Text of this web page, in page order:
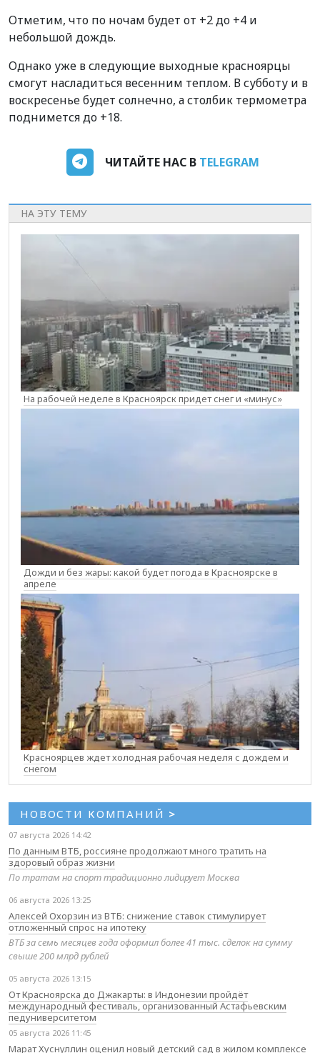
Отметим, что по ночам будет от +2 до +4 и
небольшой дождь.
Однако уже в следующие выходные красноярцы
смогут насладиться весенним теплом. В субботу и в
воскресенье будет солнечно, а столбик термометра
поднимется до +18.
ЧИТАЙТЕ НАС В TELEGRAM
НА ЭТУ ТЕМУ
На рабочей неделе в Красноярск придет снег и «минус»
Дожди и без жары: какой будет погода в Красноярске в
апреле
Красноярцев ждет холодная рабочая неделя с дождем и
снегом
НОВОСТИ КОМПАНИЙ >
07 августа 2026 14:42
По данным ВТБ, россияне продолжают много тратить на
здоровый образ жизни
По тратам на спорт традиционно лидирует Москва
06 августа 2026 13:25
Алексей Охорзин из ВТБ: снижение ставок стимулирует
отложенный спрос на ипотеку
ВТБ за семь месяцев года оформил более 41 тыс. сделок на сумму
свыше 200 млрд рублей
05 августа 2026 13:15
От Красноярска до Джакарты: в Индонезии пройдёт
международный фестиваль, организованный Астафьевским
педуниверситетом
05 августа 2026 11:45
Марат Хуснуллин оценил новый детский сад в жилом комплексе